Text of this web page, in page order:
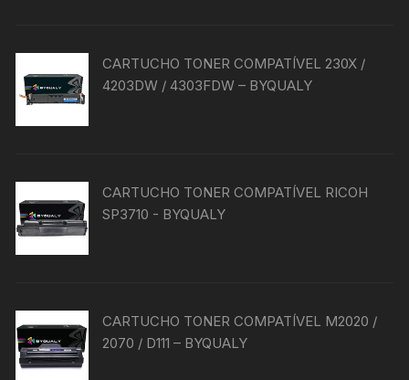
CARTUCHO TONER COMPATÍVEL 230X /
4203DW / 4303FDW – BYQUALY
CARTUCHO TONER COMPATÍVEL RICOH
SP3710 - BYQUALY
CARTUCHO TONER COMPATÍVEL M2020 /
2070 / D111 – BYQUALY